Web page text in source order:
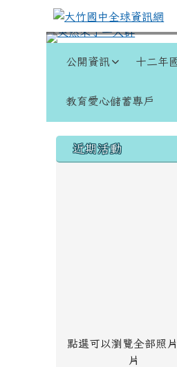
跳至主內容區
大竹國中全球
公開資訊 十二年
教育愛心儲蓄專戶
左邊區域內容
近期活動
點選可以瀏覽全部照
片
頁尾區域